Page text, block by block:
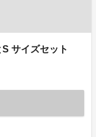
サイズセット